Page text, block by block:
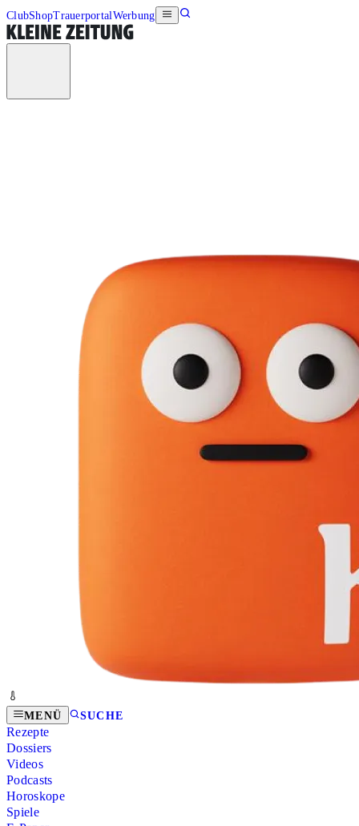
ClubShopTrauerportalWerbung
MENÜ SUCHE
Rezepte
Dossiers
Videos
Podcasts
Horoskope
Spiele